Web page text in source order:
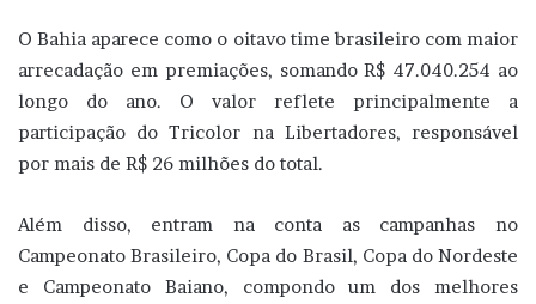
O Bahia aparece como o oitavo time brasileiro com maior
arrecadação em premiações, somando R$ 47.040.254 ao
longo do ano. O valor reflete principalmente a
participação do Tricolor na Libertadores, responsável
por mais de R$ 26 milhões do total.
Além disso, entram na conta as campanhas no
Campeonato Brasileiro, Copa do Brasil, Copa do Nordeste
e Campeonato Baiano, compondo um dos melhores